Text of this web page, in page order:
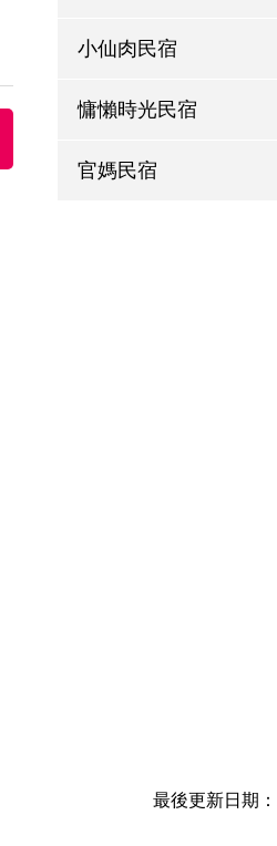
小仙肉民宿
慵懶時光民宿
官媽民宿
最後更新日期：